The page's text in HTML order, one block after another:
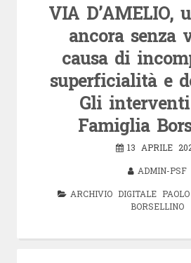
VIA D’AMELIO,
ancora senza
causa di
superficialità e
Gli
Famiglia
13 APRILE
ADMIN-PSF
ARCHIVIO DIGITALE
BORSELLINO